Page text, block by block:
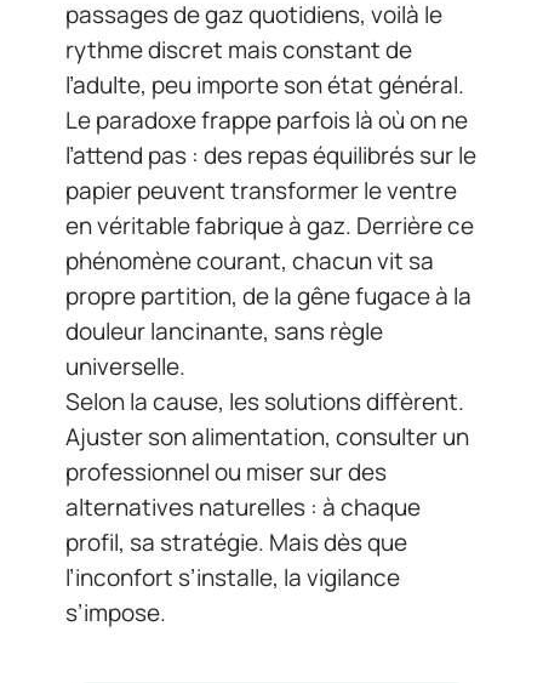
passages de gaz quotidiens, voilà le
rythme discret mais constant de
l’adulte, peu importe son état général.
Le paradoxe frappe parfois là où on ne
l’attend pas : des repas équilibrés sur le
papier peuvent transformer le ventre
en véritable fabrique à gaz. Derrière ce
phénomène courant, chacun vit sa
propre partition, de la gêne fugace à la
douleur lancinante, sans règle
universelle.
Selon la cause, les solutions diffèrent.
Ajuster son alimentation, consulter un
professionnel ou miser sur des
alternatives naturelles : à chaque
profil, sa stratégie. Mais dès que
l’inconfort s’installe, la vigilance
s’impose.